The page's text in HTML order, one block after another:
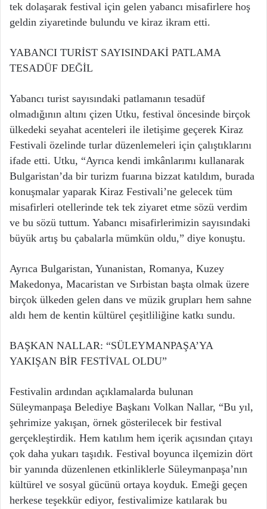
tek dolaşarak festival için gelen yabancı misafirlere hoş
geldin ziyaretinde bulundu ve kiraz ikram etti.
YABANCI TURİST SAYISINDAKİ PATLAMA
TESADÜF DEĞİL
Yabancı turist sayısındaki patlamanın tesadüf
olmadığının altını çizen Utku, festival öncesinde birçok
ülkedeki seyahat acenteleri ile iletişime geçerek Kiraz
Festivali özelinde turlar düzenlemeleri için çalıştıklarını
ifade etti. Utku, “Ayrıca kendi imkânlarımı kullanarak
Bulgaristan’da bir turizm fuarına bizzat katıldım, burada
konuşmalar yaparak Kiraz Festivali’ne gelecek tüm
misafirleri otellerinde tek tek ziyaret etme sözü verdim
ve bu sözü tuttum. Yabancı misafirlerimizin sayısındaki
büyük artış bu çabalarla mümkün oldu,” diye konuştu.
Ayrıca Bulgaristan, Yunanistan, Romanya, Kuzey
Makedonya, Macaristan ve Sırbistan başta olmak üzere
birçok ülkeden gelen dans ve müzik grupları hem sahne
aldı hem de kentin kültürel çeşitliliğine katkı sundu.
BAŞKAN NALLAR: “SÜLEYMANPAŞA’YA
YAKIŞAN BİR FESTİVAL OLDU”
Festivalin ardından açıklamalarda bulunan
Süleymanpaşa Belediye Başkanı Volkan Nallar, “Bu yıl,
şehrimize yakışan, örnek gösterilecek bir festival
gerçekleştirdik. Hem katılım hem içerik açısından çıtayı
çok daha yukarı taşıdık. Festival boyunca ilçemizin dört
bir yanında düzenlenen etkinliklerle Süleymanpaşa’nın
kültürel ve sosyal gücünü ortaya koyduk. Emeği geçen
herkese teşekkür ediyor, festivalimize katılarak bu